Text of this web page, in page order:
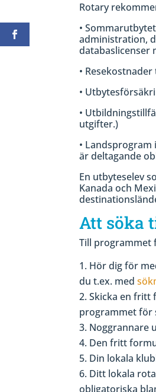
Rotary
•
administration,
databaslicenser
•
•
•
utgifter.)
•
är deltagande
En utbyteselev
Kanada och
Att söka
Till programmet
Hör dig för
du t.ex. med
Skicka en fritt
programmet för
Noggrannare
Den fritt
Din lokala
Ditt lokala
obligatoriska